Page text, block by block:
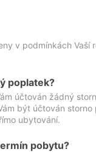
v podmínkách Vaší
poplatek?
účtován žádný
být účtován
ubytování.
pobytu?